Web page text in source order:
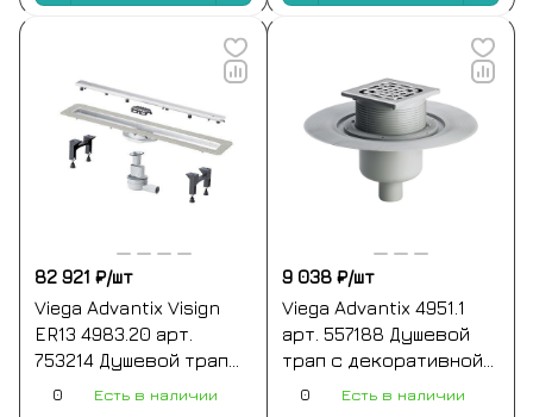
82 921 ₽/шт
Viega Advantix Visign
ER13 4983.20 арт.
753214 Душевой трап
800 мм | комплект с
0 Есть в наличии
9 038 ₽/шт
Viega Advantix 4951.1
арт. 557188 Душевой
трап с декоративной
панелью 150*150 мм
0 Есть в наличии